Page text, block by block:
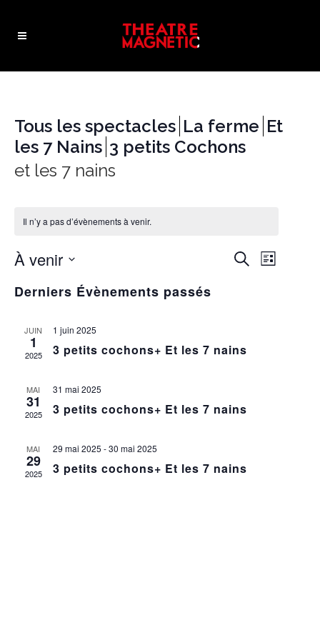
Tous les spectacles La ferme Et
les 7 Nains 3 petits Cochons
et les 7 nains
Il n’y a pas d’évènements à venir.
VUES
Recherche
Liste
À venir
une
Derniers Évènements passés
JUIN
1
2025
1 juin 2025
3 petits cochons+ Et les 7 nains
MAI
31
2025
31 mai 2025
3 petits cochons+ Et les 7 nains
MAI
29
2025
29 mai 2025 -30 mai 2025
3 petits cochons+ Et les 7 nains